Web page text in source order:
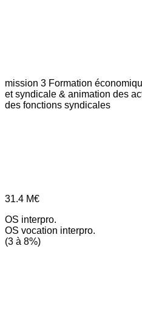
mission 3 Formation
et syndicale & animation des
des fonctions syndicales
31.4 M€
OS interpro.
OS vocation interpro.
(3 à 8%)